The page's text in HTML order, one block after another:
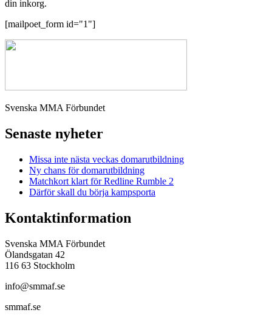
din inkorg.
[mailpoet_form id="1"]
Svenska MMA Förbundet
Senaste nyheter
Missa inte nästa veckas domarutbildning
Ny chans för domarutbildning
Matchkort klart för Redline Rumble 2
Därför skall du börja kampsporta
Kontaktinformation
Svenska MMA Förbundet
Ölandsgatan 42
116 63 Stockholm
info@smmaf.se
smmaf.se